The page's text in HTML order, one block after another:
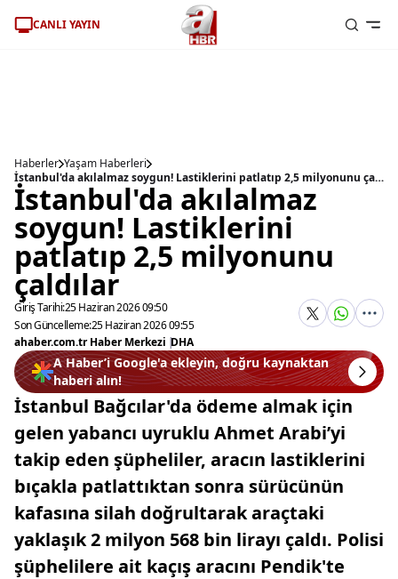
CANLI YAYIN
Haberler Yaşam Haberleri
İstanbul'da akılalmaz soygun! Lastiklerini patlatıp 2,5 milyonunu çaldılar
İstanbul'da akılalmaz
soygun! Lastiklerini
patlatıp 2,5 milyonunu
çaldılar
Giriş Tarihi:25 Haziran 2026 09:50
Son Güncelleme:25 Haziran 2026 09:55
ahaber.com.tr Haber Merkezi |DHA
A Haber’i Google'a ekleyin, doğru kaynaktan
haberi alın!
İstanbul Bağcılar'da ödeme almak için
gelen yabancı uyruklu Ahmet Arabi’yi
takip eden şüpheliler, aracın lastiklerini
bıçakla patlattıktan sonra sürücünün
kafasına silah doğrultarak araçtaki
yaklaşık 2 milyon 568 bin lirayı çaldı. Polisi
şüphelilere ait kaçış aracını Pendik'te